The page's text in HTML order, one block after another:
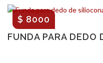
FUNDA PARA DEDO
$ 8000